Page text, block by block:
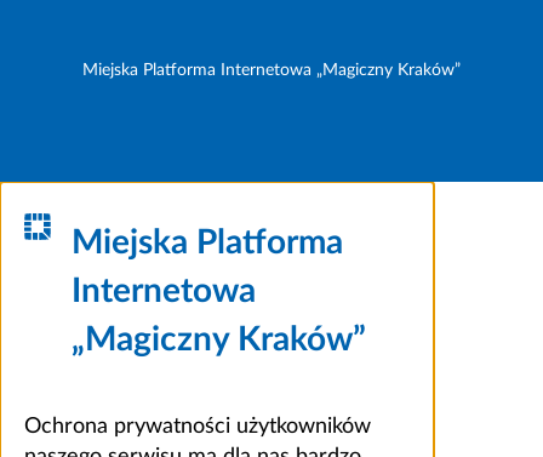
Miejska Platforma Internetowa „Magiczny Kraków”
Miejska Platforma
Internetowa
„Magiczny Kraków”
Ochrona prywatności użytkowników